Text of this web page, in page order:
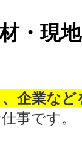
・現
企業など
事です。